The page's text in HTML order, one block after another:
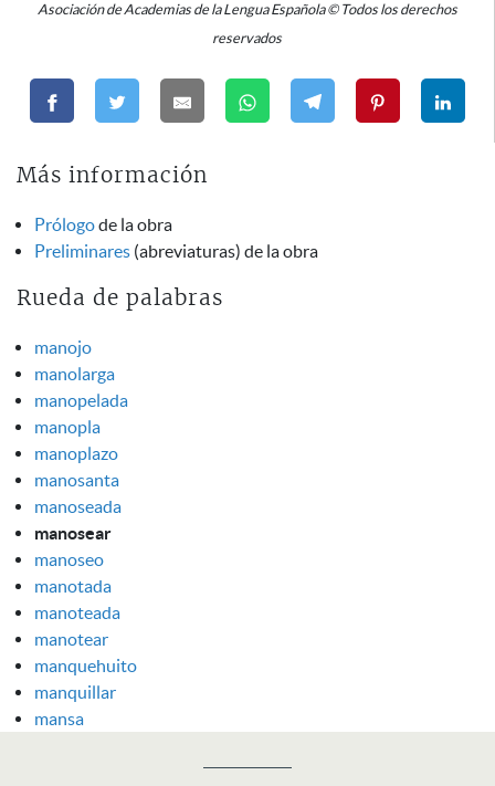
Asociación de Academias de la Lengua Española © Todos los derechos
reservados
Más información
Prólogode la obra
Preliminares (abreviaturas) de la obra
Rueda de palabras
manojo
manolarga
manopelada
manopla
manoplazo
manosanta
manoseada
manosear
manoseo
manotada
manoteada
manotear
manquehuito
manquillar
mansa